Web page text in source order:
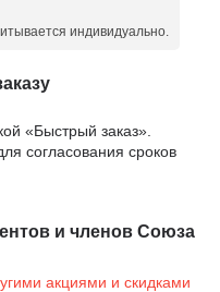
индивидуально.
«Быстрый заказ».
согласования сроков
и членов Союза
акциями и скидками